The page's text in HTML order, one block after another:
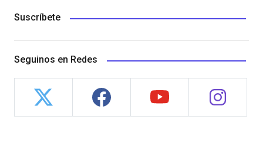
Suscríbete
Seguinos en Redes